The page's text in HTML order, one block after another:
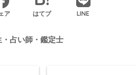
ア はてブ LINE
占い師・鑑定士